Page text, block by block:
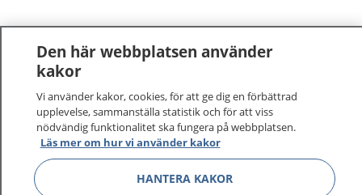
Den här webbplatsen använder
kakor
Vi använder kakor, cookies, för att ge dig en förbättrad
upplevelse, sammanställa statistik och för att viss
nödvändig funktionalitet ska fungera på webbplatsen.
Läs mer om hur vi använder kakor
HANTERA KAKOR